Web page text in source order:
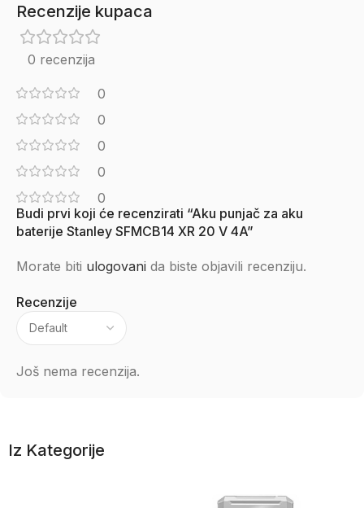
Recenzije kupaca
0 recenzija
0
0
0
0
0
Recenzije
Još nema recenzija.
Budi prvi koji će recenzirati “Aku punjač za aku
baterije Stanley SFMCB14 XR 20 V 4A”
Morate biti ulogovani da biste objavili recenziju.
Iz Kategorije